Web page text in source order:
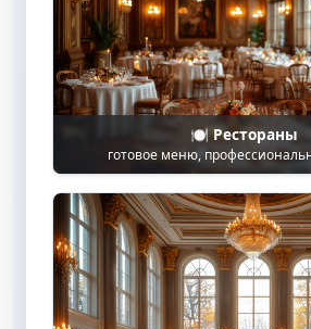
🍽️ Рестораны
готовое меню,